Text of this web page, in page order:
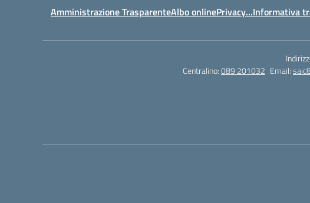
Amministrazione TrasparenteAlbo onlinePrivacy…Informativa
Centralino:089 201032 Email: